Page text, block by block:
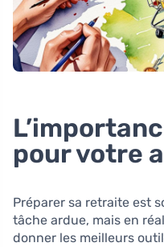
pour votre
Préparer sa retraite est
tâche ardue, mais en
donner les meilleurs